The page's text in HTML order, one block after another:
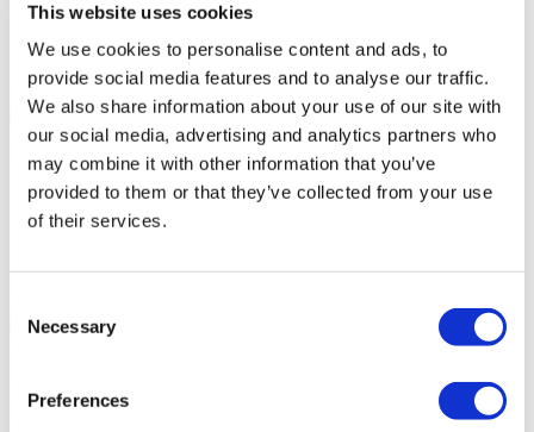
This website uses cookies
We use cookies to personalise content and ads, to
provide social media features and to analyse our traffic.
We also share information about your use of our site with
our social media, advertising and analytics partners who
may combine it with other information that you’ve
provided to them or that they’ve collected from your use
of their services.
Selection
Necessary
Preferences
TV în cameră
Centru Spa și Wellness
Oferta Dumneavoastră Personală
Angela
Consultantul dumneavoastră personal de sănătate
Consultație gratuită online
Prioritate pentru programări
Cum vă poate ajuta Flymedi?